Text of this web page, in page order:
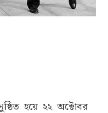
হয়ে ২২ অক্টোবর